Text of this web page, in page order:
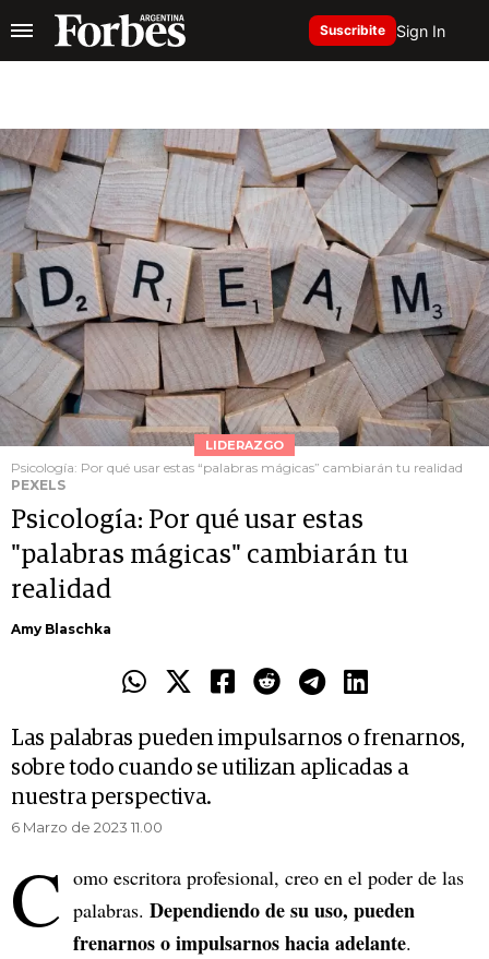
Suscribite Sign In
LIDERAZGO
Psicología: Por qué usar estas “palabras mágicas” cambiarán tu realidad
PEXELS
Psicología: Por qué usar estas
"palabras mágicas" cambiarán tu
realidad
Amy Blaschka
Las palabras pueden impulsarnos o frenarnos,
sobre todo cuando se utilizan aplicadas a
nuestra perspectiva.
6 Marzo de 2023 11.00
C omo escritora profesional, creo en el poder de las
palabras. Dependiendo de su uso, pueden
frenarnos o impulsarnos hacia adelante.